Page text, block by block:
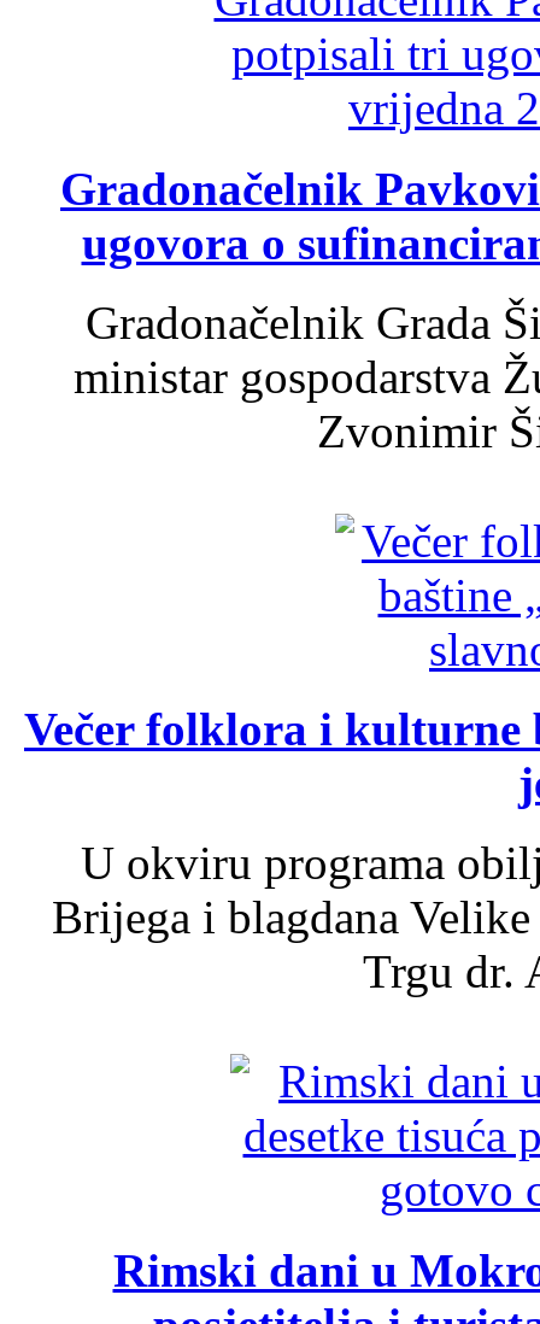
Gradonačelnik
ugovora o
Gradonačelnik Grada
ministar gospodarstva
Zvonimir
Večer folklora i kulturne
U okviru programa
Brijega i blagdana
Trgu dr.
Rimski dani u